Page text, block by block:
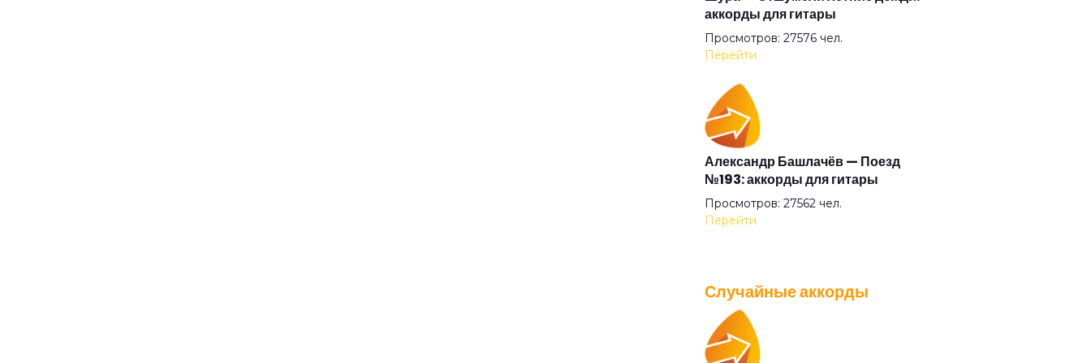
Когда приходит рассвет
Колечко
Колобок
Кому зима
Лунная дорожка
аккорды для гитары
Просмотров: 27576 чел.
Перейти
Александр Башлачёв — Поезд
№193: аккорды для гитары
Просмотров: 27562 чел.
Перейти
IOWA — Плохо танцевать: аккорды
для гитары
Случайные аккорды